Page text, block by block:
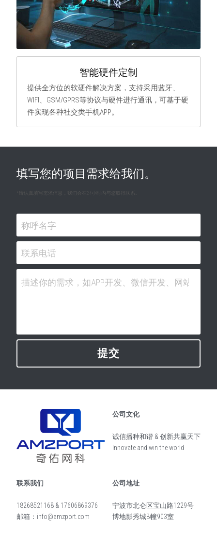
智能硬件定制
提供全方位的软硬件解决方案，支持采用蓝牙、
WIFI、GSM/GPRS等协议与硬件进行通讯，可基于硬
件实现各种社交类手机APP。
填写您的项目需求给我们。
*请认真填写需求信息，我们会在24小时内与您取得联系。
称呼名字
联系电话
描述你的需求，如APP开发、微信开发、网站建设
提交
公司文化
诚信播种和谐 & 创新共赢天下
Innovate and win the world
联系我们
18268521168 & 17606869376
邮箱：info@amzport.com
公司地址
宁波市北仑区宝山路1229号
博地影秀城B幢903室